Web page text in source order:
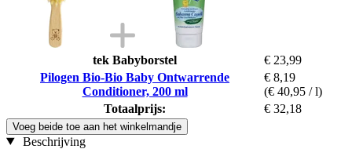
tek Babyborstel
€ 23,99
Pilogen Bio-Bio Baby Ontwarrende
Conditioner, 200 ml
€ 8,19
(€ 40,95 / l)
Totaalprijs:
€ 32,18
Voeg beide toe aan het winkelmandje
Beschrijving